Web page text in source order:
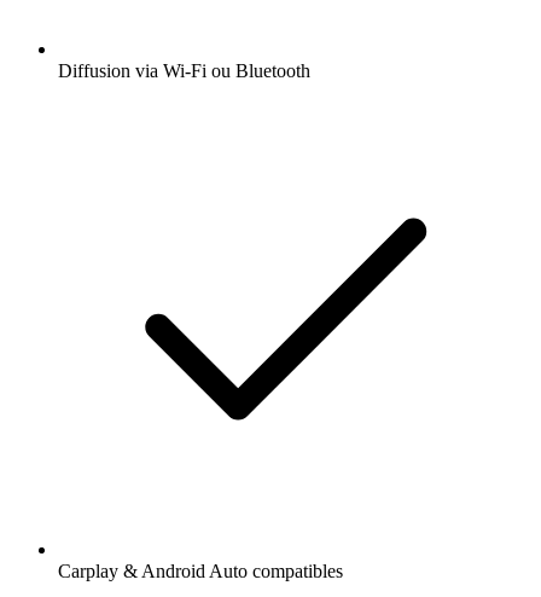
Diffusion via Wi-Fi ou Bluetooth
Carplay & Android Auto compatibles